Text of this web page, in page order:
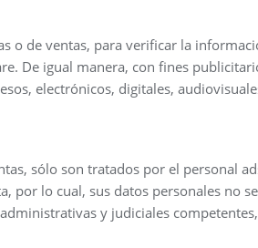
o de ventas, para verificar la
De igual manera, con fines
electrónicos, digitales,
sólo son tratados por el personal
por lo cual, sus datos personales no
y judiciales